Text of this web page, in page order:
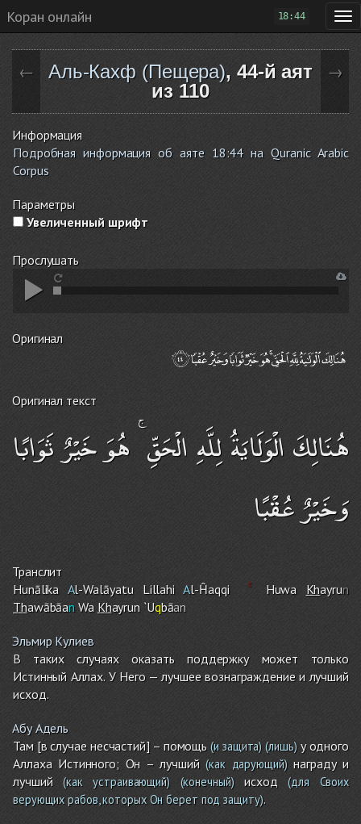
Коран онлайн 18:44
← Аль-Кахф (Пещера), 44-й аят
из 110
→
Информация
Подробная информация об аяте 18:44 на Quranic Arabic
Corpus
Параметры
Увеличенный шрифт
Прослушать
Оригинал
Оригинал текст
هُنَالِكَ الْوَلَايَةُ لِلَّهِ الْحَقِّ ۚ هُوَ خَيْرٌ ثَوَابًا
وَخَيْرٌ عُقْبًا
Транслит
Hunālika Al-Walāyatu Lillahi Al-Ĥaqqi Huwa Khayrun
Thawābāan Wa Khayrun `Uqbāan
Эльмир Кулиев
В таких случаях оказать поддержку может только
Истинный Аллах. У Него — лучшее вознаграждение и лучший
исход.
Абу Адель
Там [в случае несчастий] – помощь (и защита) (лишь)у одного
Аллаха Истинного; Он – лучший(как дарующий)награду и
лучший(как устраивающий)(конечный)исход (для Своих
верующих рабов, которых Он берет под защиту).